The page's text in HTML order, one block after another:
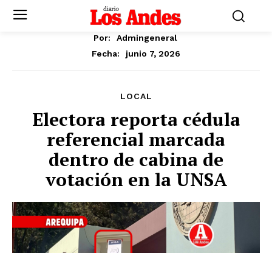
Por:
Admingeneral
Fecha:
junio 7, 2026
LOCAL
Electora reporta cédula
referencial marcada
dentro de cabina de
votación en la UNSA